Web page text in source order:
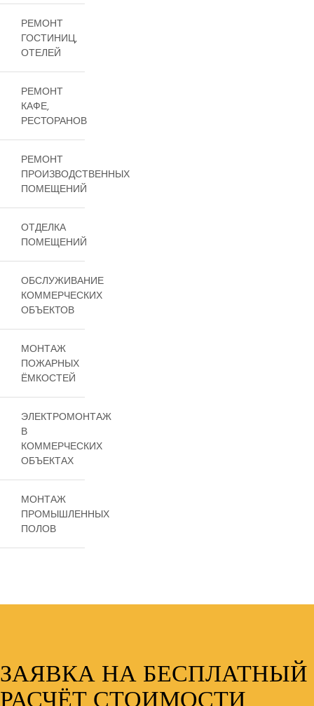
РЕМОНТ
ГОСТИНИЦ,
ОТЕЛЕЙ
РЕМОНТ
КАФЕ,
РЕСТОРАНОВ
РЕМОНТ
ПРОИЗВОДСТВЕННЫХ
ПОМЕЩЕНИЙ
ОТДЕЛКА
ПОМЕЩЕНИЙ
ОБСЛУЖИВАНИЕ
КОММЕРЧЕСКИХ
ОБЪЕКТОВ
МОНТАЖ
ПОЖАРНЫХ
ЁМКОСТЕЙ
ЭЛЕКТРОМОНТАЖ
В
КОММЕРЧЕСКИХ
ОБЪЕКТАХ
МОНТАЖ
ПРОМЫШЛЕННЫХ
ПОЛОВ
ЗАЯВКА НА БЕСПЛАТНЫЙ
РАСЧЁТ СТОИМОСТИ